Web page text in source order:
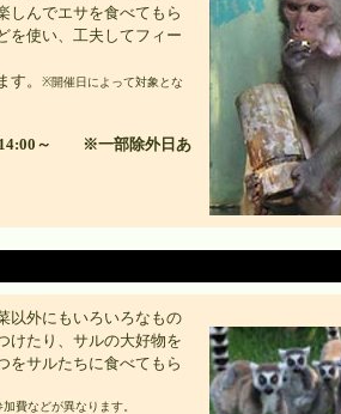
しんでエサを食べてもら
を使い、工夫してフィー
。
※開催日によって対象とな
～ ※一部除外日あ
以外にもいろいろなもの
けたり、サルの大好物を
をサルたちに食べてもら
費などが異なります。